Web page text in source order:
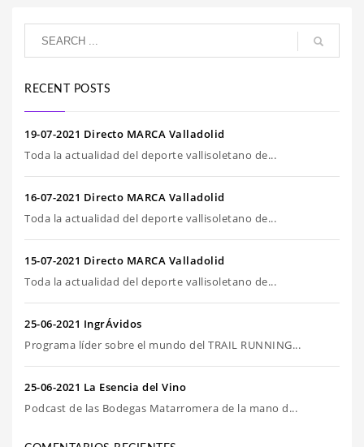
RECENT POSTS
19-07-2021 Directo MARCA Valladolid
Toda la actualidad del deporte vallisoletano de...
16-07-2021 Directo MARCA Valladolid
Toda la actualidad del deporte vallisoletano de...
15-07-2021 Directo MARCA Valladolid
Toda la actualidad del deporte vallisoletano de...
25-06-2021 IngrÁvidos
Programa líder sobre el mundo del TRAIL RUNNING...
25-06-2021 La Esencia del Vino
Podcast de las Bodegas Matarromera de la mano d...